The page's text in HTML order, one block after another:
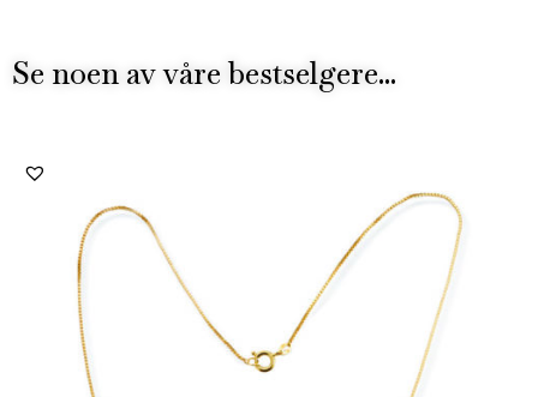
Se noen av våre bestselgere...